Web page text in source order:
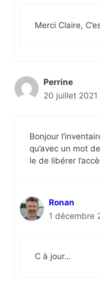
Merci Claire,
Perrine
20 juillet 2021
Bonjour
qu’avec un mot
le de libérer
Ronan
1 décembre
C à jour…